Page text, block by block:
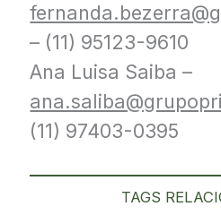
– (11) 95123-9610
Ana Luisa Saiba –
(11) 97403-0395
TAGS